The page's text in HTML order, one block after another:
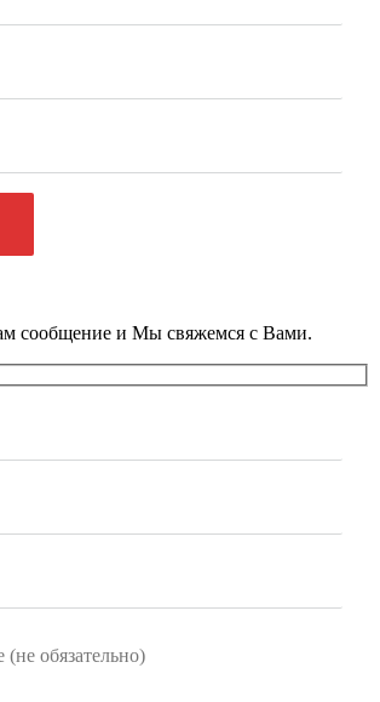
сообщение и Мы свяжемся с Вами.